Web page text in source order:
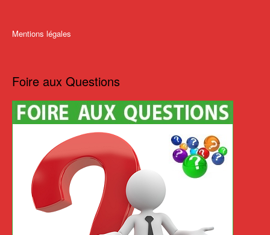
Mentions légales
Foire aux Questions